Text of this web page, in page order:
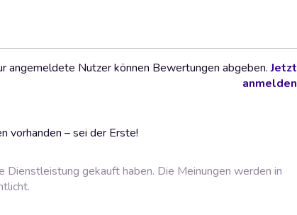
vorhanden – sei der Erste!
angemeldete Nutzer können Bewertungen abgeben.Jetzt
anmelden
gekauft haben. Die Meinungen werden in